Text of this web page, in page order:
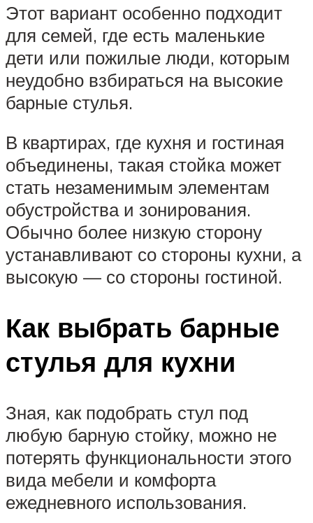
Этот вариант особенно подходит
для семей, где есть маленькие
дети или пожилые люди, которым
неудобно взбираться на высокие
барные стулья.
В квартирах, где кухня и гостиная
объединены, такая стойка может
стать незаменимым элементам
обустройства и зонирования.
Обычно более низкую сторону
устанавливают со стороны кухни, а
высокую — со стороны гостиной.
Как выбрать барные
стулья для кухни
Зная, как подобрать стул под
любую барную стойку, можно не
потерять функциональности этого
вида мебели и комфорта
ежедневного использования.